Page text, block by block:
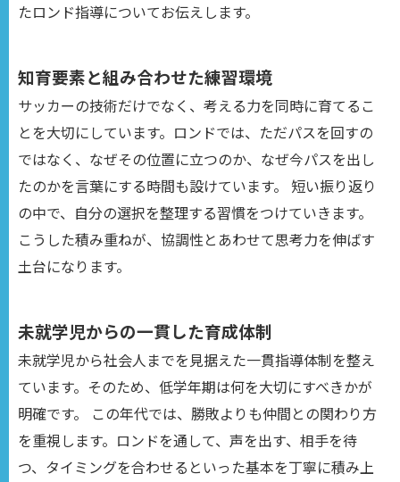
たロンド指導についてお伝えします。
知育要素と組み合わせた練習環境
サッカーの技術だけでなく、考える力を同時に育てるこ
とを大切にしています。ロンドでは、ただパスを回すの
ではなく、なぜその位置に立つのか、なぜ今パスを出し
たのかを言葉にする時間も設けています。 短い振り返り
の中で、自分の選択を整理する習慣をつけていきます。
こうした積み重ねが、協調性とあわせて思考力を伸ばす
土台になります。
未就学児からの一貫した育成体制
未就学児から社会人までを見据えた一貫指導体制を整え
ています。そのため、低学年期は何を大切にすべきかが
明確です。 この年代では、勝敗よりも仲間との関わり方
を重視します。ロンドを通して、声を出す、相手を待
つ、タイミングを合わせるといった基本を丁寧に積み上